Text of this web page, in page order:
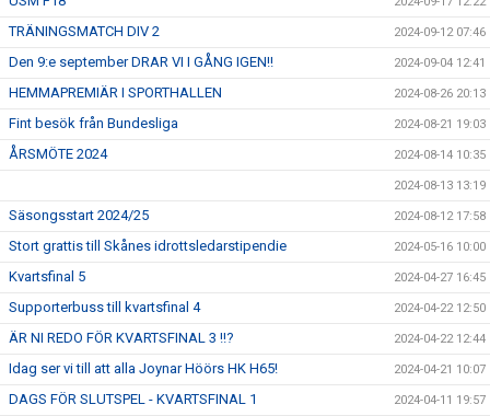
TRÄNINGSMATCH DIV 2 2024-09-12 07:46
Den 9:e september DRAR VI I GÅNG IGEN!! 2024-09-04 12:41
HEMMAPREMIÄR I SPORTHALLEN 2024-08-26 20:13
Fint besök från Bundesliga 2024-08-21 19:03
ÅRSMÖTE 2024 2024-08-14 10:35
2024-08-13 13:19
Säsongsstart 2024/25 2024-08-12 17:58
Stort grattis till Skånes idrottsledarstipendie 2024-05-16 10:00
Kvartsfinal 5 2024-04-27 16:45
Supporterbuss till kvartsfinal 4 2024-04-22 12:50
ÄR NI REDO FÖR KVARTSFINAL 3 !!? 2024-04-22 12:44
Idag ser vi till att alla Joynar Höörs HK H65! 2024-04-21 10:07
DAGS FÖR SLUTSPEL - KVARTSFINAL 1 2024-04-11 19:57